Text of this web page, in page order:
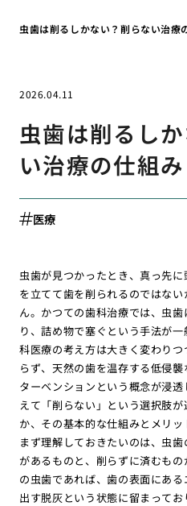
虫歯は削るしかない？削らない治療
2026.04.11
虫歯は削るし
い治療の仕組
医療
虫歯が見つかったとき、真っ先
を立てて歯を削られるのではな
ん。かつての歯科治療では、虫
り、詰め物で塞ぐという手法が
科医療の考え方は大きく変わり
らず、天然の歯を温存する低侵
ターベンションという概念が浸
えて「削らない」という選択肢
か、その基本的な仕組みとメリッ
まず理解しておきたいのは、虫
があるものと、削らずに済むも
の虫歯であれば、歯の表面にあ
出す脱灰という状態に留まって